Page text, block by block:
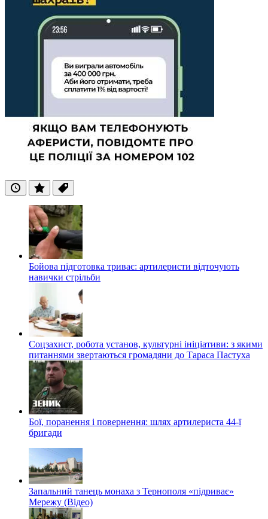
ОстанніПопулярні
Теги
Бойова підготовка триває: артилеристи відточують
навички стрільби
Соцзахист, робота установ, культурні ініціативи: з якими
питаннями звертаються громадяни до Тараса Пастуха
Бої, поранення і повернення: шлях артилериста 44-ї
бригади
Запальний танець монаха з Тернополя «підриває»
Мережу (Відео)